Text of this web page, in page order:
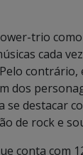
trio
cada
contrário,
dos
destacar
de rock e
conta com